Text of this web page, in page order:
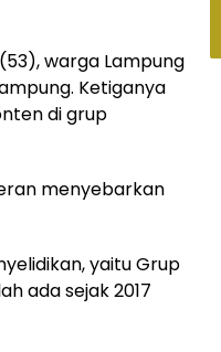
warga Lampung
Ketiganya
di grup
menyebarkan
yaitu Grup
ada sejak 2017